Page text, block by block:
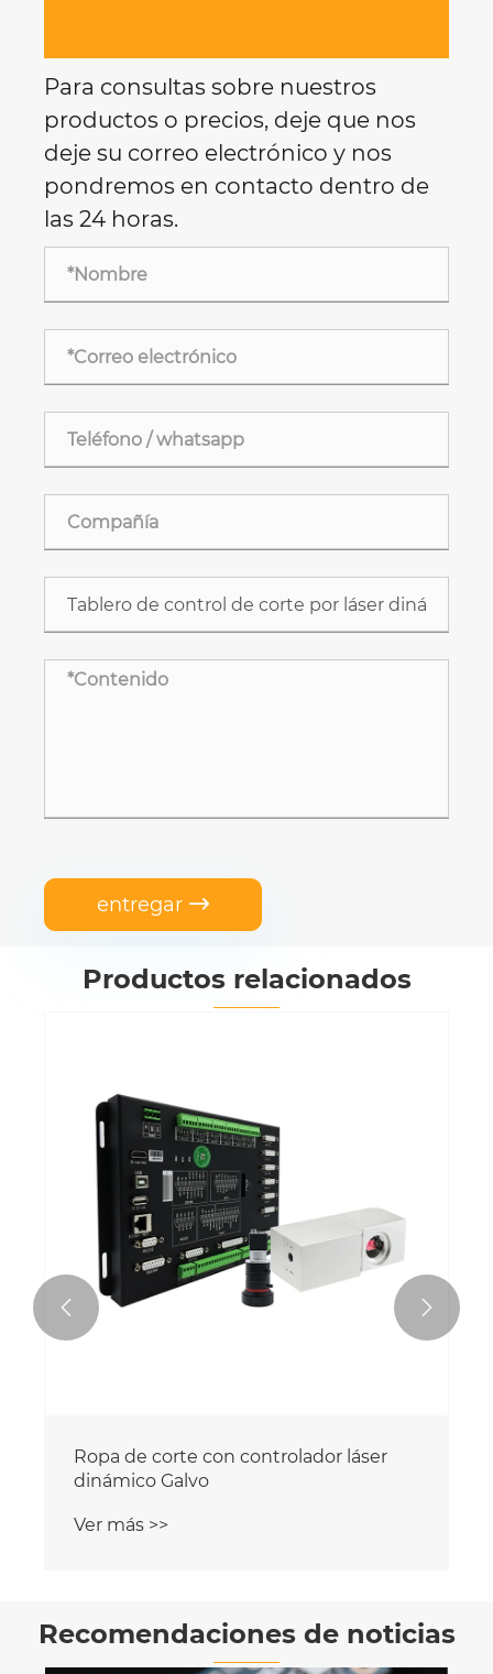
Para consultas sobre nuestros
productos o precios, deje que nos
deje su correo electrónico y nos
pondremos en contacto dentro de
las 24 horas.
entregar 
Productos relacionados
Ropa de corte con controlador láser
dinámico Galvo
Ver más >>
 
Recomendaciones de noticias